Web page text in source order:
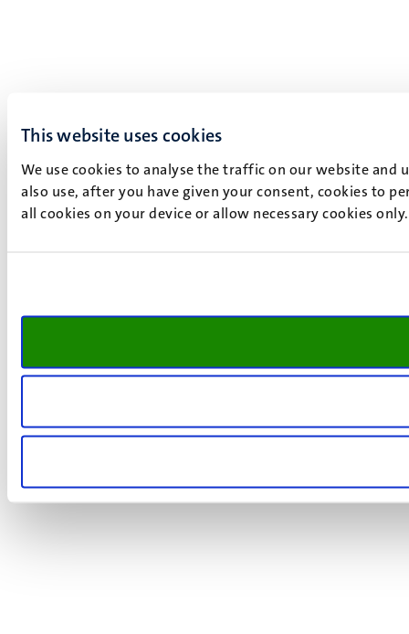
This website uses cookies
We use cookies to analyse the traffic on our website and
also use, after you have given your consent, cookies to
all cookies on your device or allow necessary cookies